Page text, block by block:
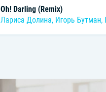
Oh! Darling (Remix)
Лариса Долина, Игорь Бутман,